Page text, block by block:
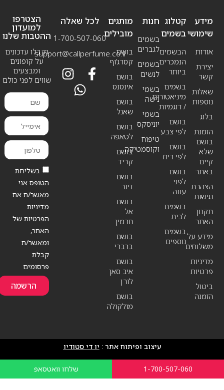
מידע
שימושי
אודות
יצירת
קשר
שאלות
נוספות
בלוג
הזמנת
בושם
שלא
קיים
באתר
הצהרת
נגישות
תקנון
האתר
מידע על
משלוחים
מדיניות
פרטיות
ביטול
הזמנה
חנות
בשמים
לגברים
בשמים
לנשים
בשמי
נישה
בשמי
יוניסקס
טיפוח
וקוסמטיקה
קטלוג
בשמים
הבשמים
הנמכרים
ביותר
בשמים
מיניאטורים
/ דוגמיות
בושם
לפי צבע
בושם
לפי ריח
בושם
לפני
עונה
בשמים
לבית
בשמים
נוספים
מותגים
מובילים
בושם
קסרג’וף
בושם
אינסנס
בושם
שאנל
בושם
לטאפה
בושם
קריד
בושם
דיור
בושם
אל
חרמין
בושם
ברברי
בושם
איב סאן
לורן
בושם
מולקולה
לכל שאלה
1-700-507-060
support@callperfume.co.il
הצטרפו
למועדון
ההטבות שלנו
וקבלו עדכונים
על קופונים
ומבצעים
שווים לפני כולם
בשליחת
הטופס אני
מאשר/ת את
מדיניות
הפרטיות של
האתר,
ומאשר/ת
קבלת
פרסומים
הרשמה
עיצוב ופיתוח אתר : יו די סטודיו
1-700-507-060 שלחו וואטסאפ